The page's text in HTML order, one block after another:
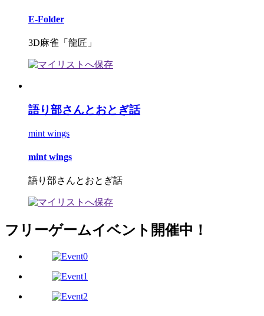
E-Folder
3D麻雀「龍匠」
語り部さんとおとぎ話
mint wings
mint wings
語り部さんとおとぎ話
フリーゲームイベント開催中！